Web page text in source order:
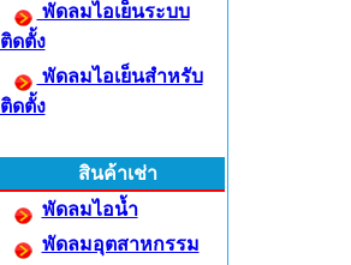
พัดลมไอเย็นระบบ
ติดตั้ง
พัดลมไอเย็นสำหรับ
ติดตั้ง
สินค้าเช่า
พัดลมไอน้ำ
พัดลมอุตสาหกรรม